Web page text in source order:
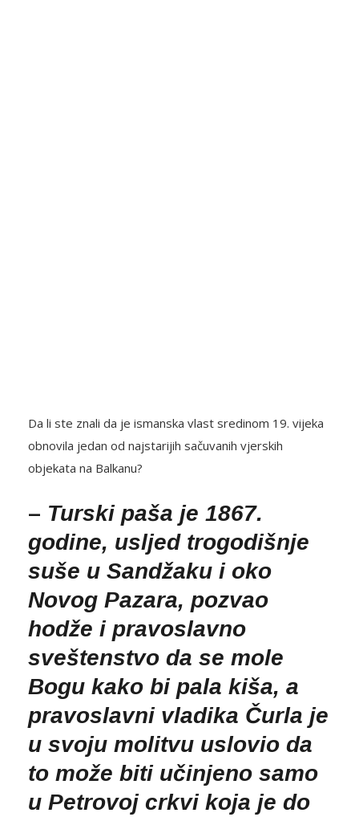
Da li ste znali da je ismanska vlast sredinom 19. vijeka
obnovila jedan od najstarijih sačuvanih vjerskih
objekata na Balkanu?
– Turski paša je 1867.
godine, usljed trogodišnje
suše u Sandžaku i oko
Novog Pazara, pozvao
hodže i pravoslavno
sveštenstvo da se mole
Bogu kako bi pala kiša, a
pravoslavni vladika Čurla je
u svoju molitvu uslovio da
to može biti učinjeno samo
u Petrovoj crkvi koja je do